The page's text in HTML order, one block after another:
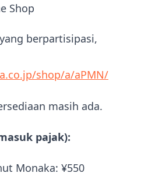
Shop
berpartisipasi,
shop/a/aPMN/
masih ada.
pajak):
Monaka: ¥550